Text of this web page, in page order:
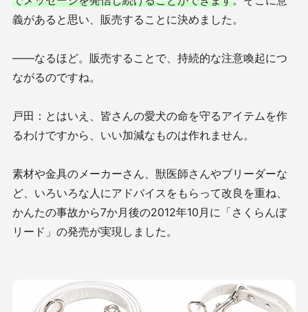
義があると思い、販売することに決めました。
——なるほど。販売することで、持続的な注意喚起につ
ながるのですね。
戸田：とはいえ、皆さんの愛犬の命を守るアイテムを作
るわけですから、いい加減なものは作れません。
素材や金具のメーカーさん、獣医師さんやブリーダーな
ど、いろいろな人にアドバイスをもらって改良を重ね、
かんたの事故から7か月後の2012年10月に「さくらんぼ
リード」の発売が実現しました。